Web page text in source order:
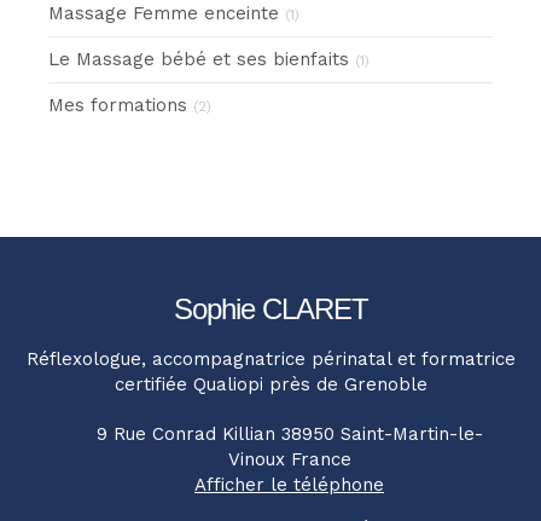
Massage Femme enceinte (1)
Le Massage bébé et ses bienfaits (1)
Mes formations (2)
Sophie CLARET
Réflexologue, accompagnatrice périnatal et formatrice
certifiée Qualiopi près de Grenoble
9 Rue Conrad Killian 38950 Saint-Martin-le-
Vinoux France
Afficher le téléphone